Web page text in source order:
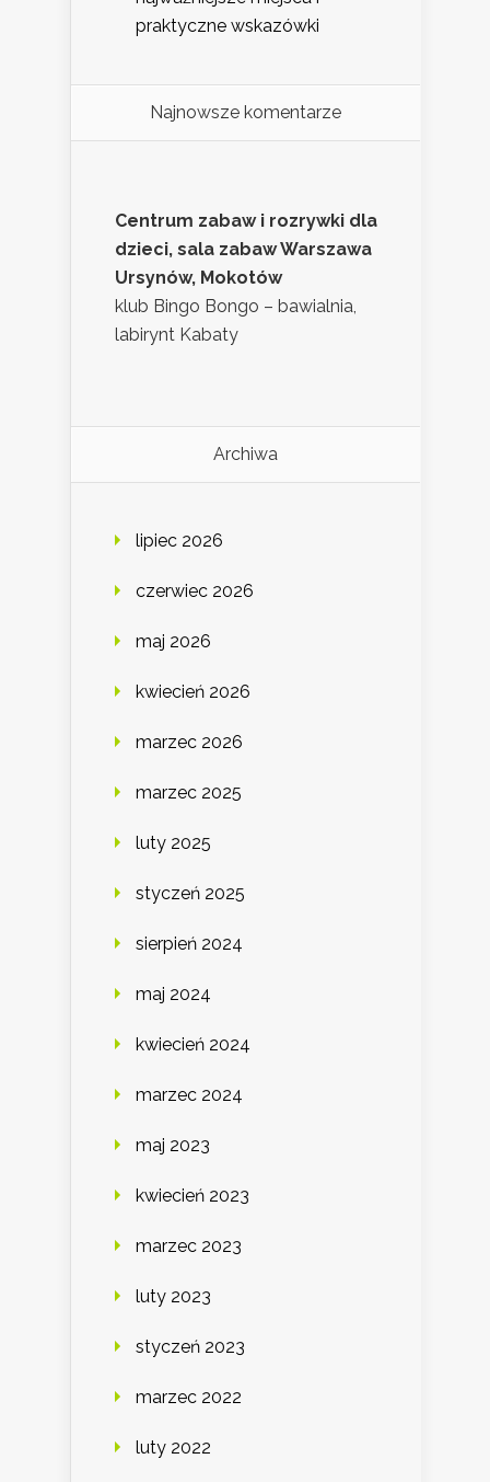
praktyczne wskazówki
Najnowsze komentarze
Centrum zabaw i rozrywki dla
dzieci, sala zabaw Warszawa
Ursynów, Mokotów
klub Bingo Bongo – bawialnia,
labirynt Kabaty
Archiwa
lipiec 2026
czerwiec 2026
maj 2026
kwiecień 2026
marzec 2026
marzec 2025
luty 2025
styczeń 2025
sierpień 2024
maj 2024
kwiecień 2024
marzec 2024
maj 2023
kwiecień 2023
marzec 2023
luty 2023
styczeń 2023
marzec 2022
luty 2022